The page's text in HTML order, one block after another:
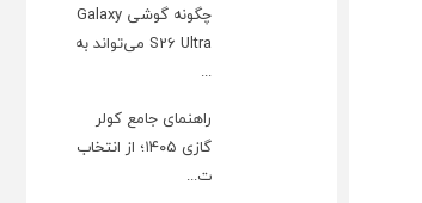
چگونه گوشی Galaxy
S26 Ultra می‌تواند به
...
راهنمای جامع کولر
گازی ۱۴۰۵؛ از انتخاب
ت...